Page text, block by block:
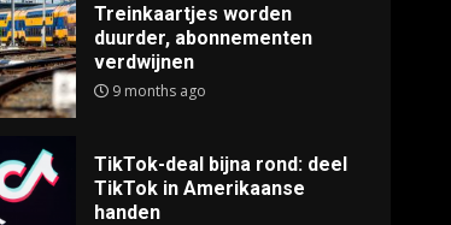
Treinkaartjes worden
duurder, abonnementen
verdwijnen
9 months ago
TikTok-deal bijna rond: deel
TikTok in Amerikaanse
handen